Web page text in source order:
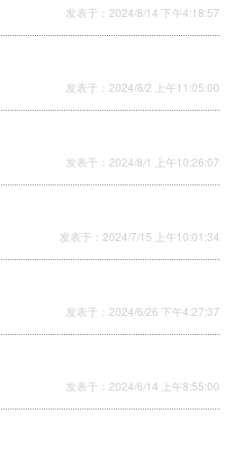
发表于：2024/8/14 下午4:18:57
发表于：2024/8/2 上午11:05:00
发表于：2024/8/1 上午10:26:07
发表于：2024/7/15 上午10:01:34
发表于：2024/6/26 下午4:27:37
发表于：2024/6/14 上午8:55:00